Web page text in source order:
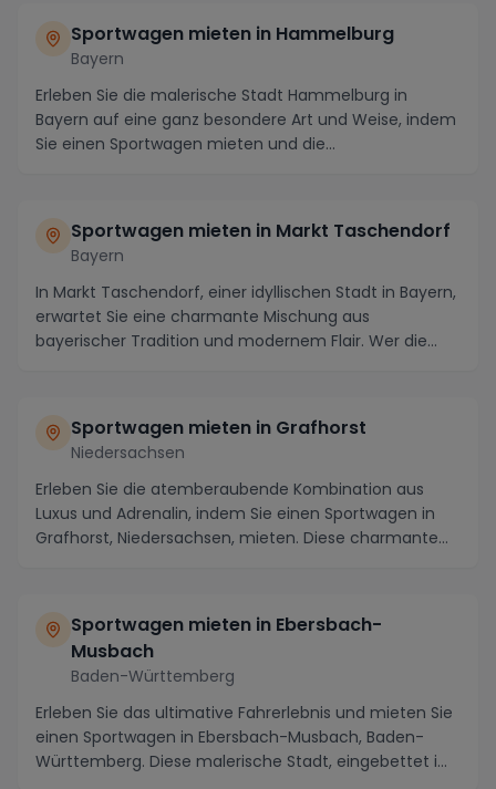
Sportwagen mieten in Hammelburg
Bayern
Erleben Sie die malerische Stadt Hammelburg in
Bayern auf eine ganz besondere Art und Weise, indem
Sie einen Sportwagen mieten und die
Sportwagen mieten in Markt Taschendorf
Bayern
In Markt Taschendorf, einer idyllischen Stadt in Bayern,
erwartet Sie eine charmante Mischung aus
bayerischer Tradition und modernem Flair. Wer die
Sportwagen mieten in Grafhorst
Niedersachsen
Erleben Sie die atemberaubende Kombination aus
Luxus und Adrenalin, indem Sie einen Sportwagen in
Grafhorst, Niedersachsen, mieten. Diese charmante
Sportwagen mieten in Ebersbach-
Musbach
Baden-Württemberg
Erleben Sie das ultimative Fahrerlebnis und mieten Sie
einen Sportwagen in Ebersbach-Musbach, Baden-
Württemberg. Diese malerische Stadt, eingebettet i...